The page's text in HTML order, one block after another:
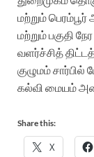
மற்றும்
மற்றும் பகுதி
வளர்ச்சித்
குழுமம் சார்பில்
கல்வி மையம்
Share this:
X